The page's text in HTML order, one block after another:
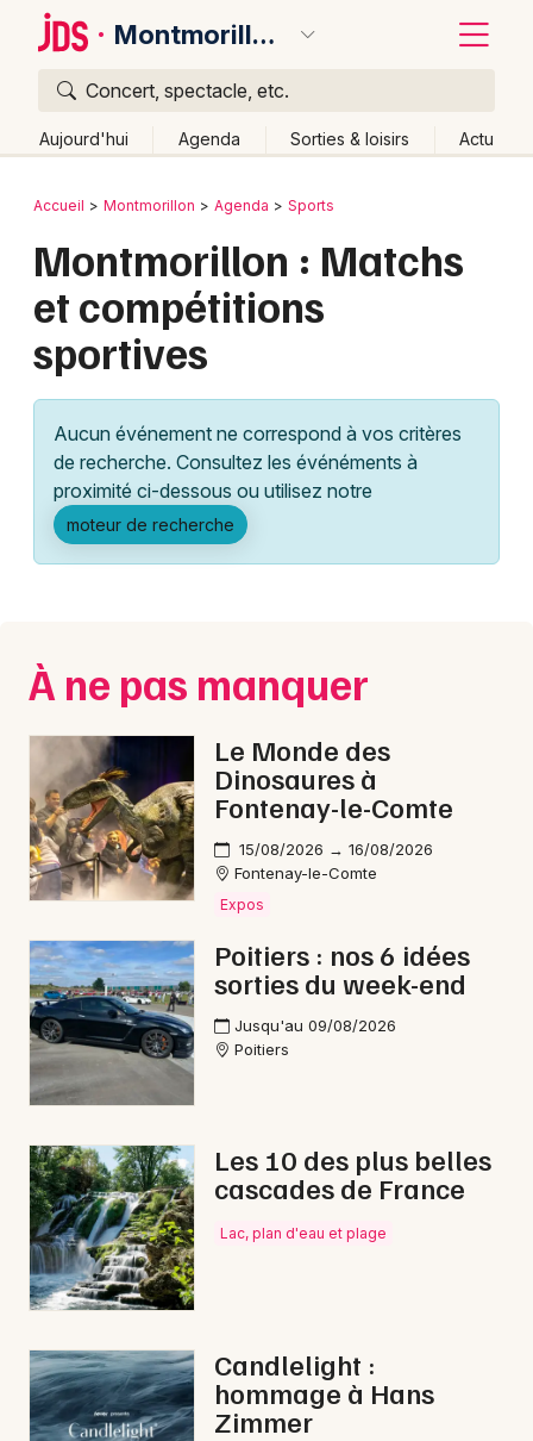
Montmorillon
Concert, spectacle, etc.
Aujourd'hui Agenda Sorties & loisirs Actu
Publier un événement
Grands événements
Manifestations
Foires & salons
Sports
Soirées
Sorties famille
Expos
Matchs dans la Vienne
Matchs en Poitou-Charente
Matchs en Nouvelle-Aquitaine
Newsletter des sorties
Artistes en tournée
Actus à Montmorillon
Magazine à Montmorillon
Bordeaux
Colmar
Lille
Lyon
Marseille
Mulhouse
Montpellier
Paris
Strasbourg
Toulouse
Toutes les villes
Retour
Accueil Montmorillon Agenda Sports
Montmorillon : Matchs
et compétitions
sportives
Aucun événement ne correspond à vos critères
de recherche. Consultez les événéments à
proximité ci-dessous ou utilisez notre
moteur de recherche
À ne pas manquer
Le Monde des
Dinosaures à
Fontenay-le-Comte
15/08/2026 → 16/08/2026
Fontenay-le-Comte
Expos
Poitiers : nos 6 idées
sorties du week-end
Jusqu'au 09/08/2026
Poitiers
Les 10 des plus belles
cascades de France
Lac, plan d'eau et plage
Candlelight :
hommage à Hans
Zimmer
Quoi ?
Où ?
Poitou-Charente
Partout Près de moi Changer de lieu
Quand ?
Aujourd'hui
Demain